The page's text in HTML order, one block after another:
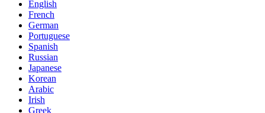
English
French
German
Portuguese
Spanish
Russian
Japanese
Korean
Arabic
Irish
Greek